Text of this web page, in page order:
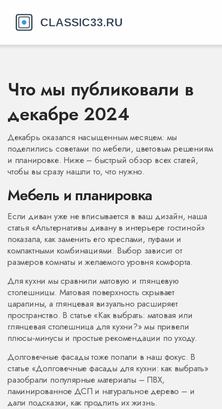
Что мы публиковали в
декабре 2024
Декабрь оказался насыщенным месяцем: мы
поделились советами по мебели, цветовым решениям
и планировке. Ниже – быстрый обзор всех статей,
чтобы вы сразу нашли то, что нужно.
Мебель и планировка
Если диван уже не вписывается в ваш дизайн, наша
статья «Альтернативы дивану в интерьере гостиной»
показала, как заменить его креслами, пуфами и
компактными комбинациями. Выбор зависит от
размеров комнаты и желаемого уровня комфорта.
Для кухни мы сравнили матовую и глянцевую
столешницы. Матовая поверхность скрывает
царапины, а глянцевая визуально расширяет
пространство. В статье «Как выбрать: матовая или
глянцевая столешница для кухни?» мы привели
плюсы‑минусы и простые рекомендации по уходу.
Долговечные фасады тоже попали в наш фокус. В
статье «Долговечные фасады для кухни: как выбрать»
разобрали популярные материалы – ПВХ,
ламинированное ДСП и натуральное дерево – и
дали подсказки, как продлить их жизнь.